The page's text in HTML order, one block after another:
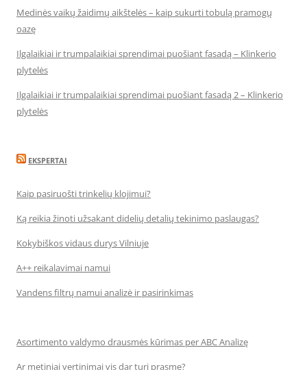
Medinės vaikų žaidimų aikštelės – kaip sukurti tobulą pramogų
oazę
Ilgalaikiai ir trumpalaikiai sprendimai puošiant fasadą – Klinkerio
plytelės
Ilgalaikiai ir trumpalaikiai sprendimai puošiant fasadą 2 – Klinkerio
plytelės
EKSPERTAI
Kaip pasiruošti trinkelių klojimui?
Ką reikia žinoti užsakant didelių detalių tekinimo paslaugas?
Kokybiškos vidaus durys Vilniuje
A++ reikalavimai namui
Vandens filtrų namui analizė ir pasirinkimas
Asortimento valdymo drausmės kūrimas per ABC Analizę
Ar metiniai vertinimai vis dar turi prasmę?